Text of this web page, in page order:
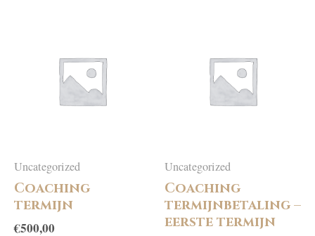
Uncategorized
Coaching
termijn
€500,00
Uncategorized
Coaching
termijnbetaling –
eerste termijn